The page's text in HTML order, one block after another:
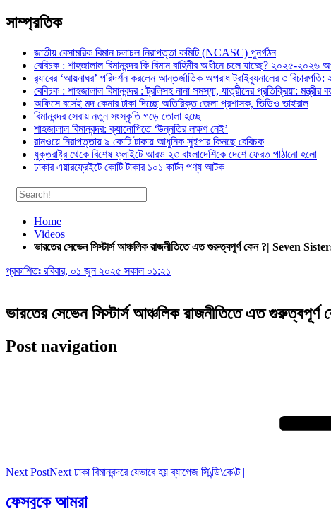
সাম্প্রতিক
জাতীয় বেসামরিক বিমান চলাচল নিরাপত্তা কমিটি (NCASC) পুনর্গঠন
বেবিচক : শাহজালাল বিমানবন্দর কি বিমান বাহিনীর অধীনে চলে যাচ্ছে? ২০২৫-২০২৬
র‍্যাবের ‘আয়নাঘর’ পরিদর্শন করলেন আন্তর্জাতিক অপরাধ ট্রাইব্যুনালের ৩
বেবিচক : শাহজালাল বিমানবন্দর : ট্রলিসহ নানা সমস্যা, যাত্রীদের প্রতিক্রিয়া:
অফিসে বসেই মদ কেনার টাকা দিচ্ছে অতিরিক্ত জেলা প্রশাসক, ভিডিও ভাইরাল
বিমানবন্দর সেবায় নতুন সংস্কৃতি গড়ে তোলা হচ্ছে
শাহজালাল বিমানবন্দর: ক্যানোপিতে ‘উন্নতির লক্ষণ নেই’
রানওয়ে নিরাপত্তায় ৯ কোটি টাকায় আধুনিক সুইপার কিনছে বেবিচক
যুক্তরাষ্ট্র থেকে বিশেষ ফ্লাইটে আরও ২৩ বাংলাদেশিকে দেশে ফেরত পাঠানো হলো
ঢাকার এয়ারফ্রেইটে কোটি টাকার ১০১ কার্টন পণ্য আটক
Home
Videos
ভারতের সেভেন সিস্টার্স আঞ্চলিক রাজনীতিতে এত গুরুত্বপূর্ণ কেন ?| Seven
প্রকাশিতঃ রবিবার, ০১ জুন ২০২৫ সকাল ০১:২১
ভারতের সেভেন সিস্টার্স আঞ্চলিক রাজনীতিতে এত
Post navigation
Next PostNext ঢাকা বিমানবন্দরে যেভাবে হয় ব্যাগেজ সি\ন্ডি\কে\ট |
ফেসবুকে আমরা